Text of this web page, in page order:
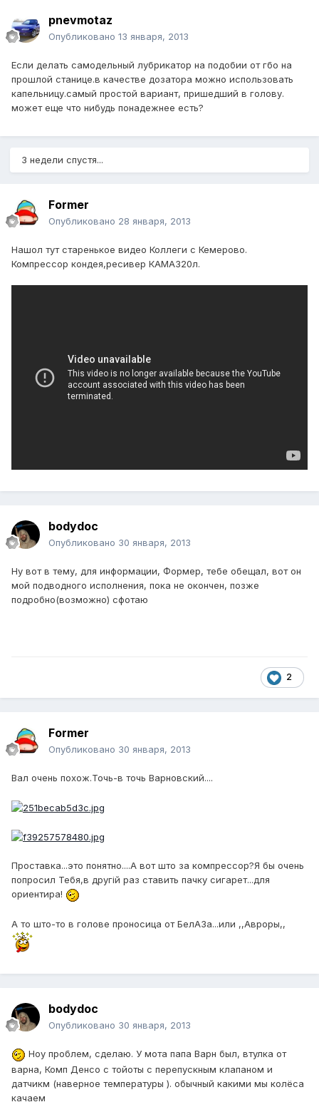
pnevmotaz
Опубликовано 13 января, 2013
Если делать самодельный лубрикатор на подобии от гбо на
прошлой станице.в качестве дозатора можно использовать
капельницу.самый простой вариант, пришедший в голову.
может еще что нибудь понадежнее есть?
3 недели спустя...
Former
Опубликовано 28 января, 2013
Нашол тут старенькое видео Коллеги с Кемерово.
Компрессор кондея,ресивер КАМАЗ20л.
bodydoc
Опубликовано 30 января, 2013
Ну вот в тему, для информации, Формер, тебе обещал, вот он
мой подводного исполнения, пока не окончен, позже
подробно(возможно) сфотаю
2
Former
Опубликовано 30 января, 2013
Вал очень похож.Точь-в точь Варновский....
Проставка...это понятно....А вот што за компрессор?Я бы очень
попросил Тебя,в другiй раз ставить пачку сигарет...для
ориентира!
А то што-то в голове проносица от БелАЗа...или ,,Авроры,,
bodydoc
Опубликовано 30 января, 2013
Ноу проблем, сделаю. У мота папа Варн был, втулка от
варна, Комп Денсо с тойоты с перепускным клапаном и
датчикм (наверное температуры ). обычный какими мы колёса
качаем